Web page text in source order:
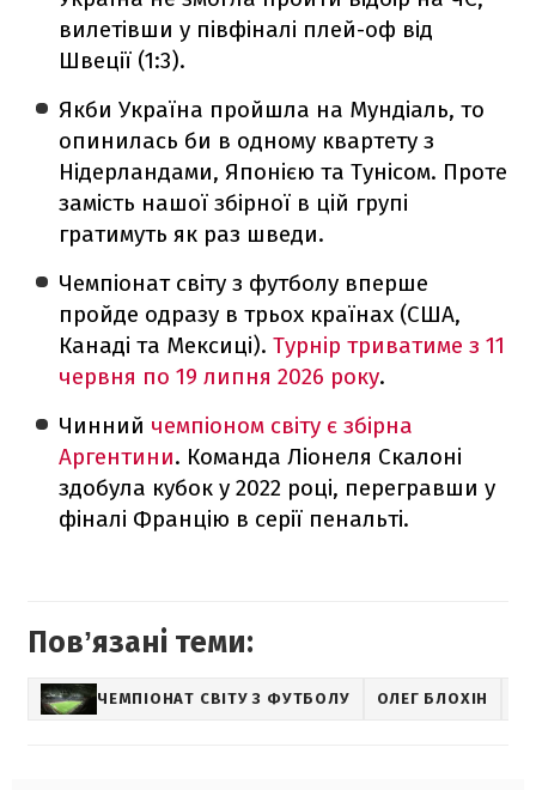
вилетівши у півфіналі плей-оф від
Швеції (1:3).
Якби Україна пройшла на Мундіаль, то
опинилась би в одному квартету з
Нідерландами, Японією та Тунісом. Проте
замість нашої збірної в цій групі
гратимуть як раз шведи.
Чемпіонат світу з футболу вперше
пройде одразу в трьох країнах (США,
Канаді та Мексиці).Турнір триватиме з 11
червня по 19 липня 2026 року.
Чинний чемпіоном світу є збірна
Аргентини. Команда Ліонеля Скалоні
здобула кубок у 2022 році, перегравши у
фіналі Францію в серії пенальті.
Повʼязані теми:
ЧЕМПІОНАТ СВІТУ З ФУТБОЛУ ОЛЕГ БЛОХІН